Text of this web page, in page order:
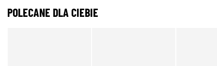
POLECANE DLA CIEBIE